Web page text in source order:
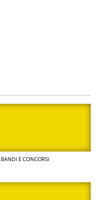
BANDI E CONCORSI